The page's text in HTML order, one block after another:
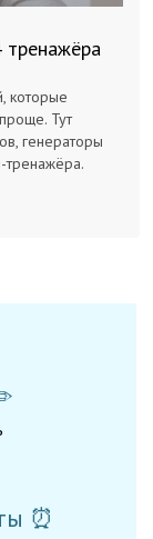
тренажёра
которые
Тут
генераторы
⏰